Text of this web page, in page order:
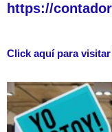
https://
Click aquí para